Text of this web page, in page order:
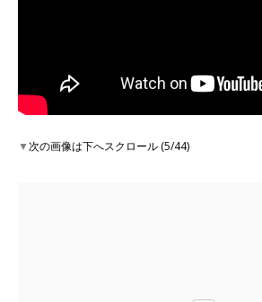
▼次の画像は下へスクロール (5/44)